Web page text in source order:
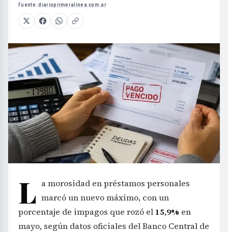
Fuente:diarioprimeralinea.com.ar
L a morosidad en préstamos personales
marcó un nuevo máximo, con un
porcentaje de impagos que rozó el 15,9% en
mayo, según datos oficiales del Banco Central de